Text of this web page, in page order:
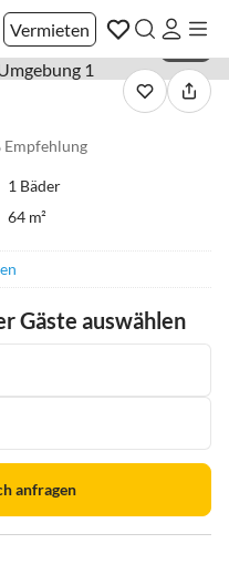
Vermieten
Empfehlung
1 Bäder
64 m²
Gäste auswählen
anfragen